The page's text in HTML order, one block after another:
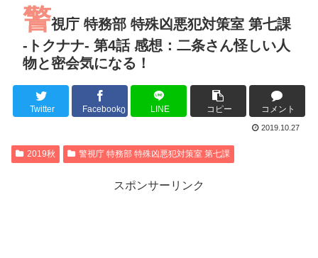
るろうに剣心 -明治剣客浪漫譚- 京都動乱 第33話の感想
同盟、帝国、フェザーン。生まれるなら何処がいいか問題！
Powered by livedoor 相互RSS
警視庁 特務部 特殊凶悪犯対策室 第七課
-トクナナ- 第4話 感想：二条さん怪しい人
物と密会気になる！
Twitter Facebook0 LINE コピー コメント
2019.10.27
2019秋 警視庁 特務部 特殊凶悪犯対策室 第七課
スポンサーリンク